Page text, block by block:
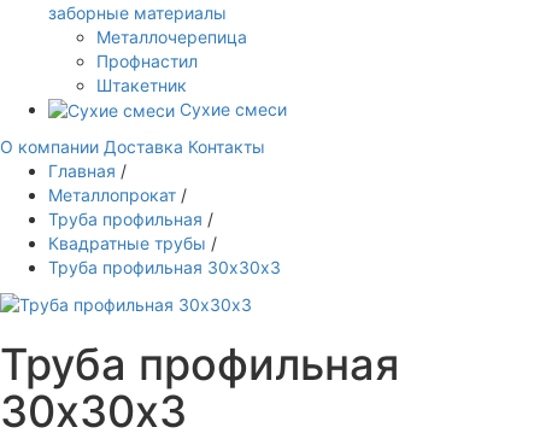
заборные материалы
Металлочерепица
Профнастил
Штакетник
Сухие смеси
О компании Доставка Контакты
Главная /
Металлопрокат /
Труба профильная /
Квадратные трубы /
Труба профильная 30х30х3
Труба профильная
30х30х3